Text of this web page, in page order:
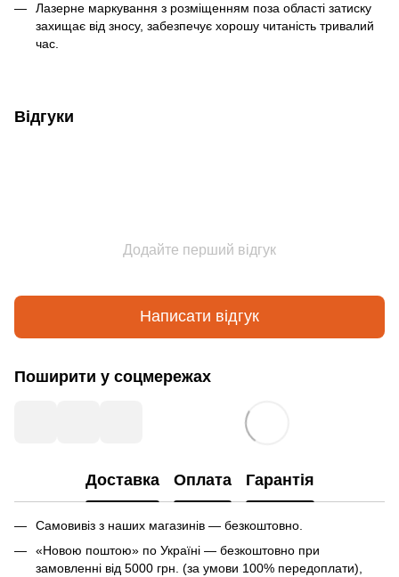
Лазерне маркування з розміщенням поза області затиску
захищає від зносу, забезпечує хорошу читаність тривалий
час.
Відгуки
Додайте перший відгук
Написати відгук
Поширити у соцмережах
Доставка Оплата Гарантія
Самовивіз з наших магазинів — безкоштовно.
«Новою поштою» по Україні — безкоштовно при
замовленні від 5000 грн. (за умови 100% передоплати),